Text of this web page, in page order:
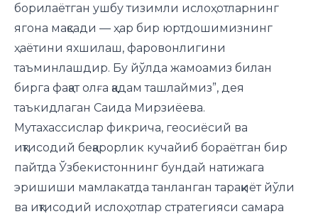
борилаётган ушбу тизимли ислоҳотларнинг
ягона мақсади — ҳар бир юртдошимизнинг
ҳаётини яхшилаш, фаровонлигини
таъминлашдир. Бу йўлда жамоамиз билан
бирга фақат олға қадам ташлаймиз”, дея
таъкидлаган Саида Мирзиёева.
Мутахассислар фикрича, геосиёсий ва
иқтисодий беқарорлик кучайиб бораётган бир
пайтда Ўзбекистоннинг бундай натижага
эришиши мамлакатда танланган тараққиёт йўли
ва иқтисодий ислоҳотлар стратегияси самара